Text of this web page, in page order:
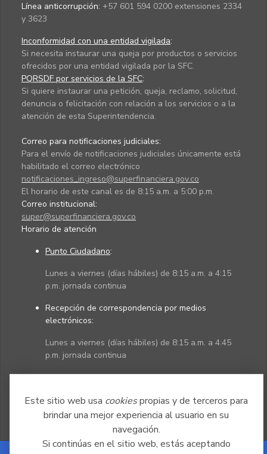
Este sitio web usa cookiespropias y de terceros para
brindar una mejor experiencia al usuario en su
navegación.
Si continúas en el sitio web, estás aceptando
Línea anticorrupción: +57 601 594 0200 extensiones 2334
y 3623
Inconformidad con una entidad vigilada:
Si necesita instaurar una queja por productos o servicios
ofrecidos por una entidad vigilada por la SFC.
PQRSDF por servicios de la SFC:
Si quiere instaurar una petición, queja, reclamo, solicitud,
denuncia o felicitación con relación a los servicios o a la
atención de esta Superintendencia.
Correo para notificaciones judiciales:
Para el envío de notificaciones judiciales únicamente está
habilitado el correo electrónico
notificaciones_ingreso@superfinanciera.gov.co
El horario de este canal es de 8:15 a.m. a 5:00 p.m.
Correo institucional:
super@superfinanciera.gov.co
Horario de atención
Punto Ciudadano:
Lunes a viernes (días hábiles) de 8:15 a.m. a 4:15
p.m. jornada continua
Recepción de correspondencia por medios
electrónicos:
Lunes a viernes (días hábiles) de 8:15 a.m. a 4:45
p.m. jornada continua